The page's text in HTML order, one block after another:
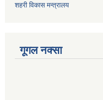
शहरी विकास मन्त्रालय
गूगल नक्सा